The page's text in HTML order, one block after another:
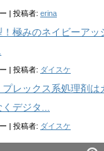
| 投稿者: erina
！極みのネイビーアッ
| 投稿者: ダイスケ
プレックス系処理剤は
デジタ...
| 投稿者: ダイスケ